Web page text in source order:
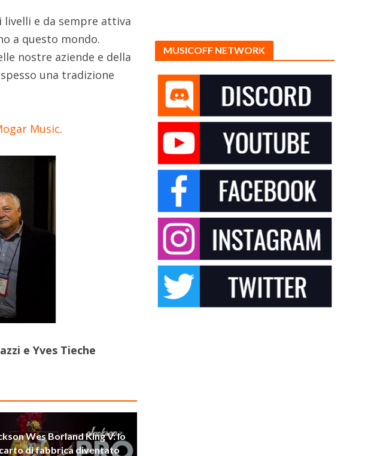
livelli e da sempre attiva
a questo mondo.
nostre aziende e della
una tradizione
Music.
e Yves Tieche
Wes Borland King V: lo
di fabbrica diventato
MUSICOFF NETWORK